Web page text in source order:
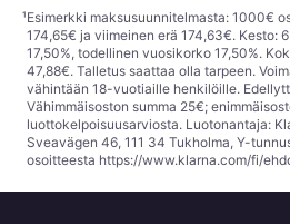
¹Esimerkki maksusuunnitelmasta: 1000€
174,65€ ja viimeinen erä 174,63€. Kesto:
17,50%, todellinen vuosikorko 17,50%.
47,88€. Talletus saattaa olla tarpeen.
vähintään 18-vuotiaille henkilöille.
Vähimmäisoston summa 25€;
luottokelpoisuusarviosta. Luotonantaja:
Sveavägen 46, 111 34 Tukholma, Y-
osoitteesta https://www.klarna.com/fi/